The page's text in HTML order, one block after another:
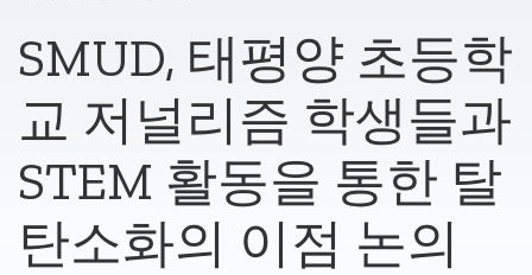
SMUD, 태평양 초등학
교 저널리즘 학생들과
STEM 활동을 통한 탈
탄소화의 이점 논의